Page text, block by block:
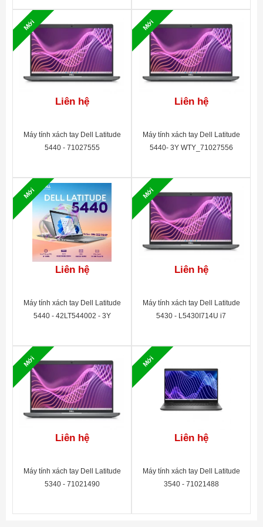
Màn hình FHD sắc nét
Dell Latitude 3450
sở hữu màn hình 14.0
inch FHD với độ phân giải 1920 x 1080 và
tấm nền IPS. Độ sáng 250 nits cùng công
nghệ Anti-Glare chống chói, giúp hiển thị rõ
mạnh. Với tỷ lệ màu 45% NTSC, màn hình
cho công việc văn phòng và giải trí cơ bản.
Mới
Liên hệ
Máy tính xách tay Dell Latitude
5440 - 71027555
Mới
Liên hệ
Máy tính xách tay Dell Latitude
5440- 3Y WTY_71027556
Mới
Liên hệ
Máy tính xách tay Dell Latitude
5440 - 42LT544002 - 3Y
Mới
Liên hệ
Máy tính xách tay Dell Latitude
5430 - L5430I714U i7
Mới
Liên hệ
Máy tính xách tay Dell Latitude
5340 - 71021490
Mới
Liên hệ
Máy tính xách tay Dell Latitude
3540 - 71021488